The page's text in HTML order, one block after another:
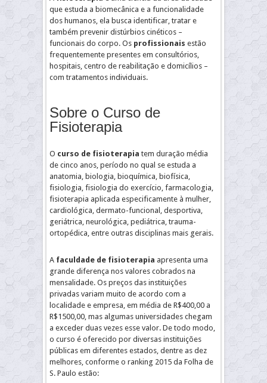
que estuda a biomecânica e a funcionalidade
dos humanos, ela busca identificar, tratar e
também prevenir distúrbios cinéticos –
funcionais do corpo. Os profissionais estão
frequentemente presentes em consultórios,
hospitais, centro de reabilitação e domicílios –
com tratamentos individuais.
Sobre o Curso de
Fisioterapia
O curso de fisioterapia tem duração média
de cinco anos, período no qual se estuda a
anatomia, biologia, bioquímica, biofísica,
fisiologia, fisiologia do exercício, farmacologia,
fisioterapia aplicada especificamente à mulher,
cardiológica, dermato-funcional, desportiva,
geriátrica, neurológica, pediátrica, trauma-
ortopédica, entre outras disciplinas mais gerais.
A faculdade de fisioterapia apresenta uma
grande diferença nos valores cobrados na
mensalidade. Os preços das instituições
privadas variam muito de acordo com a
localidade e empresa, em média de R$400,00 a
R$1500,00, mas algumas universidades chegam
a exceder duas vezes esse valor. De todo modo,
o curso é oferecido por diversas instituições
públicas em diferentes estados, dentre as dez
melhores, conforme o ranking 2015 da Folha de
S. Paulo estão: